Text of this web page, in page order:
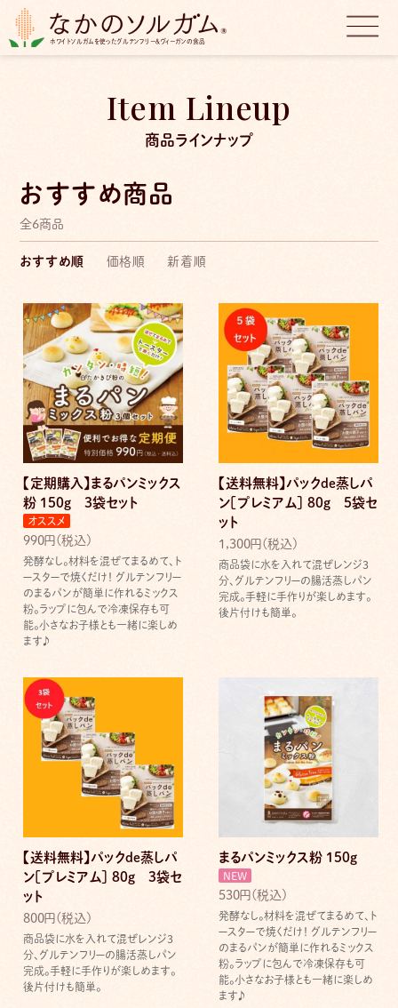
ホワイトソルガムを使ったグルテンフリー＆ヴィーガンの食品
Item Lineup
商品ラインナップ
おすすめ商品
全6商品
おすすめ順 価格順 新着順
【定期購入】まるパンミックス
粉 150g ３袋セット
オススメ
990円(税込)
発酵なし。材料を混ぜてまるめて、ト
ースターで焼くだけ！ グルテンフリー
のまるパンが簡単に作れるミックス
粉。ラップに包んで冷凍保存も可
能。小さなお子様とも一緒に楽しめ
ます♪
【送料無料】パックde蒸しパ
ン［プレミアム］ 80g ５袋セ
ット
1,300円(税込)
商品袋に水を入れて混ぜレンジ3
分、グルテンフリーの腸活蒸しパン
完成。手軽に手作りが楽しめます。
後片付けも簡単。
【送料無料】パックde蒸しパ
ン［プレミアム］ 80g 3袋セ
ット
800円(税込)
商品袋に水を入れて混ぜレンジ3
分、グルテンフリーの腸活蒸しパン
完成。手軽に手作りが楽しめます。
後片付けも簡単。
まるパンミックス粉 150g
NEW
530円(税込)
発酵なし。材料を混ぜてまるめて、ト
ースターで焼くだけ！ グルテンフリー
のまるパンが簡単に作れるミックス
粉。ラップに包んで冷凍保存も可
能。小さなお子様とも一緒に楽しめ
ます♪